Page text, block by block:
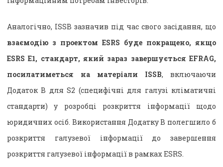
Аналогічно, ISSB зазначив під час свого засідання, що
взаємодію з проектом ESRS буде покращено, якщо
ESRS E1, стандарт, який зараз завершується EFRAG,
посилатиметься на матеріали ISSB, включаючи
Додаток B для S2 (специфічні для галузі кліматичні
стандарти) у розробці розкриття інформації щодо
юридичних осіб. Використання Додатку B полегшило б
розкриття галузевої інформації до завершення
розкриття галузевої інформації в рамках ESRS.